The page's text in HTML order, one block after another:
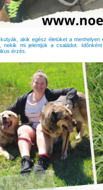
kutyák, akik egész életüket a
nekik mi jelentjük a családot.
érzés.